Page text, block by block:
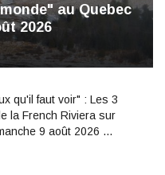
au Quebec
2026
qu'il faut voir" : Les 3
la French Riviera sur
9 août 2026 …